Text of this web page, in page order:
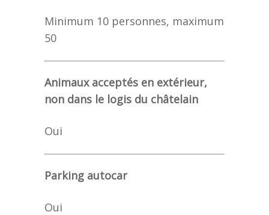
Minimum 10 personnes, maximum
50
Animaux acceptés en extérieur,
non dans le logis du châtelain
Oui
Parking autocar
Oui